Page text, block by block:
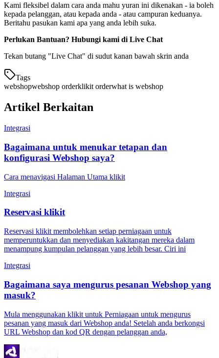
Kami fleksibel dalam cara anda mahu yuran ini dikenakan - ia boleh
kepada pelanggan, atau kepada anda - atau campuran keduanya.
Beritahu pasukan kami apa yang anda lebih suka.
Perlukan Bantuan? Hubungi kami di Live Chat
Tekan butang "Live Chat" di sudut kanan bawah skrin anda
Tags
webshopwebshop orderklikit orderwhat is webshop
Artikel Berkaitan
Integrasi
Bagaimana untuk menukar tetapan dan
konfigurasi Webshop saya?
Cara menavigasi Halaman Utama klikit
Integrasi
Reservasi klikit
Reservasi klikit membolehkan setiap perniagaan untuk
memperuntukkan dan menyediakan kakitangan mereka dalam
menampung kumpulan pelanggan yang lebih besar. Ciri ini
Integrasi
Bagaimana saya mengurus pesanan Webshop yang
masuk?
Mula menggunakan klikit untuk Perniagaan untuk mengurus
pesanan yang masuk dari Webshop anda! Setelah anda berkongsi
URL Webshop dan kod QR dengan pelanggan anda,